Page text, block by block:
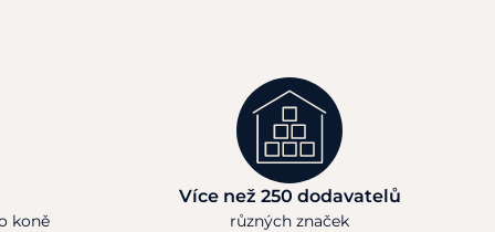
koně
Více než 250 dodavatelů
různých značek